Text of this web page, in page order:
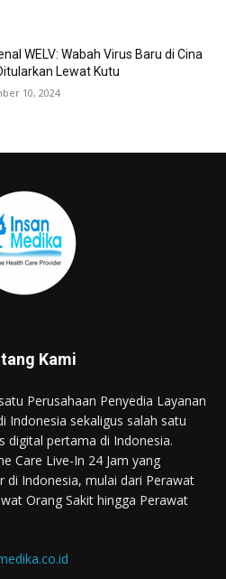
WELV: Wabah Virus Baru di Cina
Lewat Kutu
10, 2024
Kami
Perusahaan Penyedia Layanan
Indonesia sekaligus salah satu
digital pertama di Indonesia.
Care Live-In 24 Jam yang
di Indonesia, mulai dari Perawat
Orang Sakit hingga Perawat